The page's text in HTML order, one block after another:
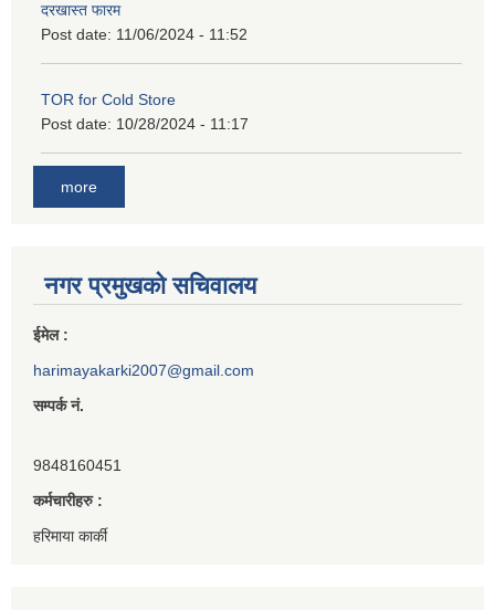
दरखास्त फारम
Post date: 11/06/2024 - 11:52
TOR for Cold Store
Post date: 10/28/2024 - 11:17
more
नगर प्रमुखको सचिवालय
ईमेल :
harimayakarki2007@gmail.com
सम्पर्क नं.
9848160451
कर्मचारीहरु :
हरिमाया कार्की